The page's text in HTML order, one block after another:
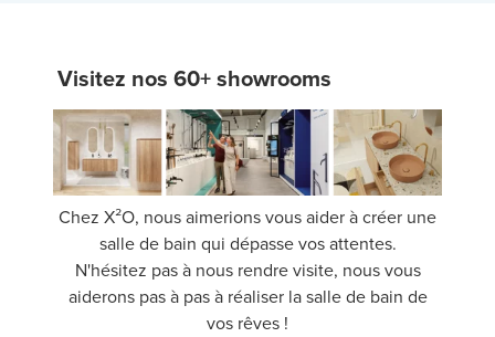
Visitez nos 60+ showrooms
Chez X²O, nous aimerions vous aider à créer une
salle de bain qui dépasse vos attentes.
N'hésitez pas à nous rendre visite, nous vous
aiderons pas à pas à réaliser la salle de bain de
vos rêves !